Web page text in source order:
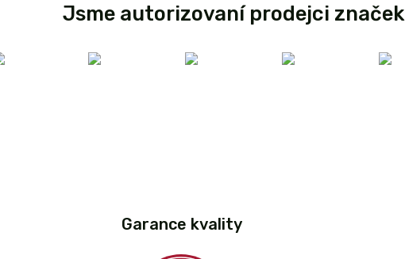
Jsme autorizovaní prodejci značek
Garance kvality